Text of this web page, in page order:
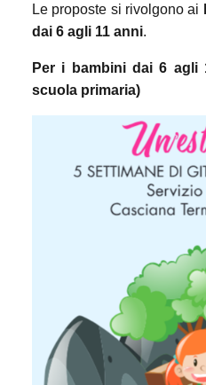
Le proposte si rivolgono ai
dai 6 agli 11 anni.
Per i bambini dai 6 agli
scuola primaria)